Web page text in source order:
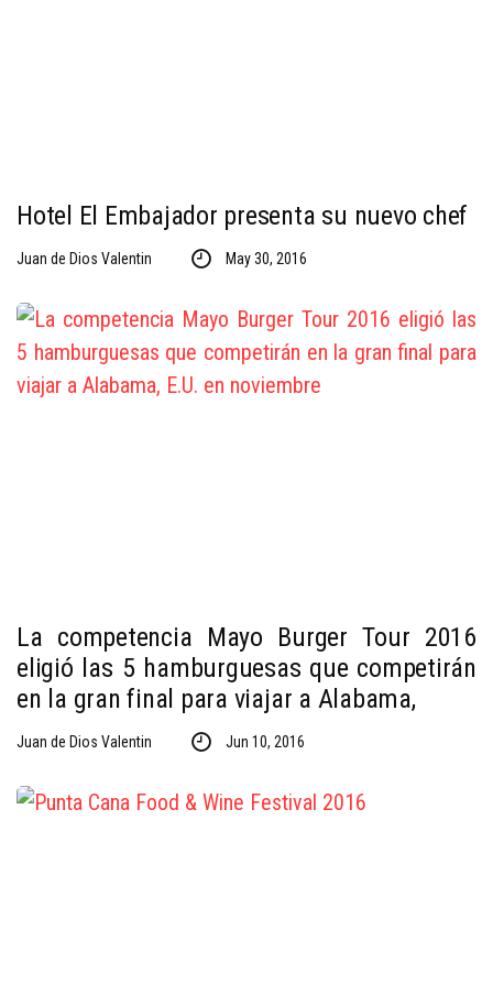
Hotel El Embajador presenta su nuevo chef
Juan de Dios Valentin May 30, 2016
La competencia Mayo Burger Tour 2016
eligió las 5 hamburguesas que competirán
en la gran final para viajar a Alabama,
Juan de Dios Valentin Jun 10, 2016